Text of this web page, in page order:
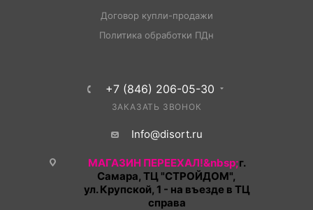
Договор купли-продажи
Политика обработки ПДн
+7 (846) 206-05-30
ЗАКАЗАТЬ ЗВОНОК
Info@disort.ru
МАГАЗИН ПЕРЕЕХАЛ!&nbsp;г.
Самара, ТЦ "СТРОЙДОМ",
ул. Крупской, 1 - на въезде в ТЦ
справа